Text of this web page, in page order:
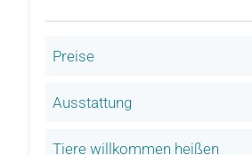
Preise
Ausstattung
Tiere willkommen heißen